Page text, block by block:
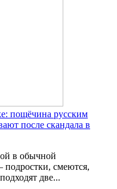
пощёчина русским
после скандала в
в обычной
смеются,
две...